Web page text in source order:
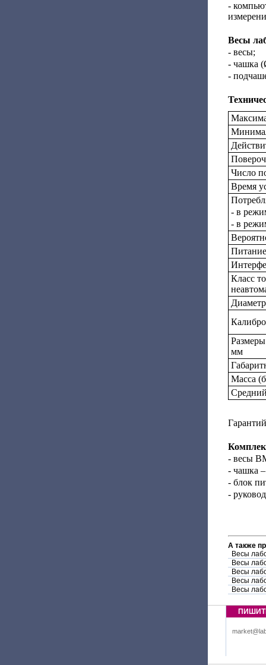
-
Весы
- весы;
- чашка
-
Число
Время
- в
- в
Питание
Класс
мм
Масса
- весы
- чашка
- блок
-
А также
Весы
Весы
Весы
Весы
Весы